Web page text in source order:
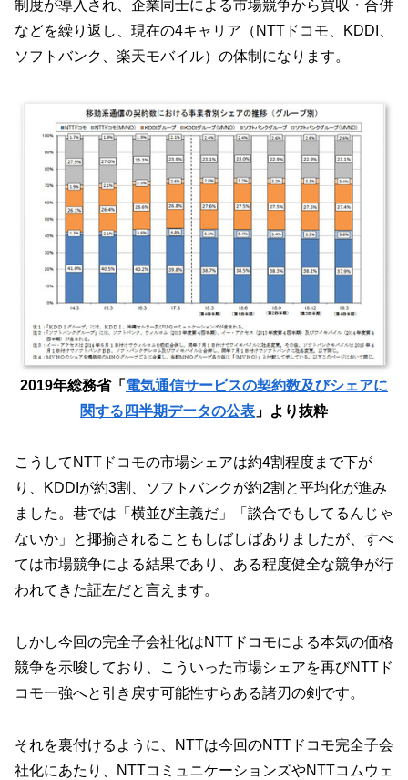
制度が導入され、企業同士による市場競争から買収・合併
などを繰り返し、現在の4キャリア（NTTドコモ、KDDI、
ソフトバンク、楽天モバイル）の体制になります。
2019年総務省「 電気通信サービスの契約数及びシェアに
関する四半期データの公表 」より抜粋
こうしてNTTドコモの市場シェアは約4割程度まで下が
り、KDDIが約3割、ソフトバンクが約2割と平均化が進み
ました。巷では「横並び主義だ」「談合でもしてるんじゃ
ないか」と揶揄されることもしばしばありましたが、すべ
ては市場競争による結果であり、ある程度健全な競争が行
われてきた証左だと言えます。
しかし今回の完全子会社化はNTTドコモによる本気の価格
競争を示唆しており、こういった市場シェアを再びNTTド
コモ一強へと引き戻す可能性すらある諸刃の剣です。
それを裏付けるように、NTTは今回のNTTドコモ完全子会
社化にあたり、NTTコミュニケーションズやNTTコムウェ